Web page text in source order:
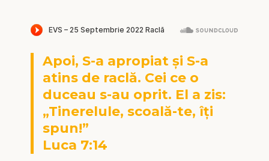
Apoi, S-a apropiat și S-a
atins de raclă. Cei ce o
duceau s-au oprit. El a zis:
„Tinerelule, scoală-te, îți
spun!”
Luca 7:14